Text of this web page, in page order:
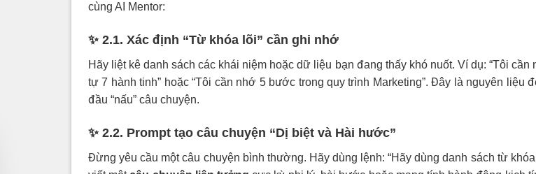
cùng AI Mentor:
✨ 2.1. Xác định “Từ khóa lõi” cần ghi nhớ
Hãy liệt kê danh sách các khái niệm hoặc dữ liệu bạn đang thấy khó nuốt. Ví dụ: “Tôi cần
tự 7 hành tinh” hoặc “Tôi cần nhớ 5 bước trong quy trình Marketing”. Đây là nguyên liệu
đầu “nấu” câu chuyện.
✨ 2.2. Prompt tạo câu chuyện “Dị biệt và Hài hước”
Đừng yêu cầu một câu chuyện bình thường. Hãy dùng lệnh: “Hãy dùng danh sách từ